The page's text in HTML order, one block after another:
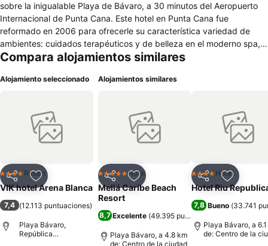
sobre la inigualable Playa de Bávaro, a 30 minutos del Aeropuerto
Internacional de Punta Cana. Este hotel en Punta Cana fue
reformado en 2006 para ofrecerle su característica variedad de
ambientes: cuidados terapéuticos y de belleza en el moderno spa,
completos programas de animación y cenas románticas bajo las
llegada al VIK hotel Arena Blanca y aproveche su estancia al
Compara alojamientos similares
Alojamiento seleccionado
CompartirAgregar a favoritos
4 EstrellasResort
VIK hotel Arena Blanca
7,4 (12.113 puntuaciones)
Playa Bávaro,
República
Alojamientos similares
CompartirAgregar a favoritos
5 EstrellasHotel
Meliá Caribe Beach
Resort
8,7 Excelente (49.395 puntuaciones
Playa Bávaro, a 4.8 km
de: Centro de la ciudad
CompartirAgregar
4 EstrellasHotel
Hotel Riu
7,8 Bueno (33.741
Playa Bávaro, a
de: Centro de la